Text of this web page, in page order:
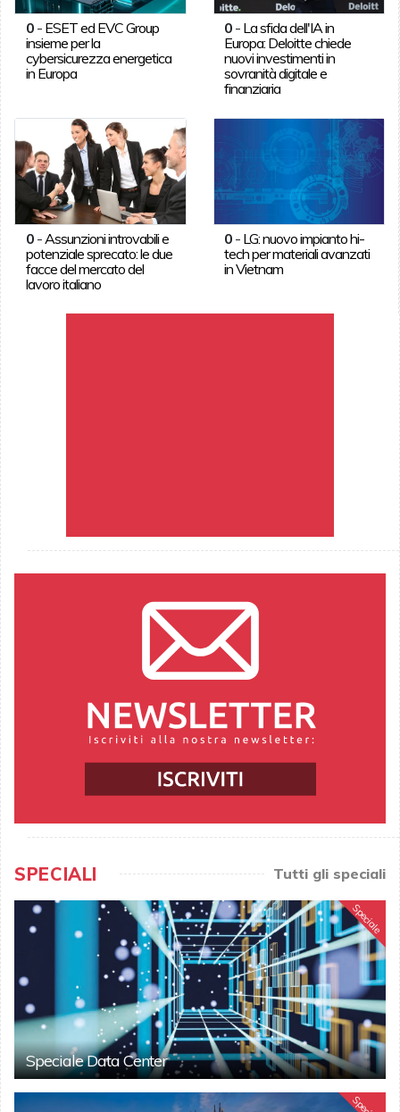
0- ESET ed EVC Group
insieme per la
cybersicurezza energetica
in Europa
0 - La sfida dell'IA in
Europa: Deloitte chiede
nuovi investimenti in
sovranità digitale e
finanziaria
0- Assunzioni introvabili e
potenziale sprecato: le due
facce del mercato del
lavoro italiano
0 - LG: nuovo impianto hi-
tech per materiali avanzati
in Vietnam
SPECIALI Tutti gli speciali
Speciale
Speciale Data Center